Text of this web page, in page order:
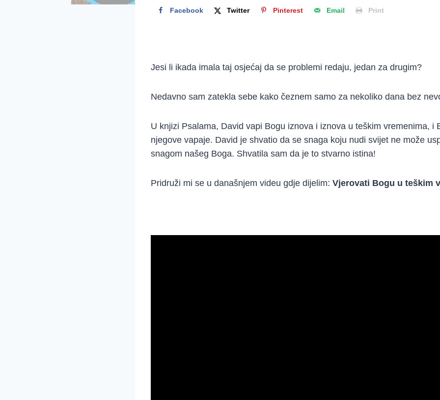
Facebook Twitter Pinterest Email Print
Jesi li ikada imala taj osjećaj da se problemi redaju, jedan za drugim?
Nedavno sam zatekla sebe kako čeznem samo za nekoliko dana bez
U knjizi Psalama, David vapi Bogu iznova i iznova u teškim vremenima, i
njegove vapaje. David je shvatio da se snaga koju nudi svijet ne može
snagom našeg Boga. Shvatila sam da je to stvarno istina!
Pridruži mi se u današnjem videu gdje dijelim: Vjerovati Bogu u teškim